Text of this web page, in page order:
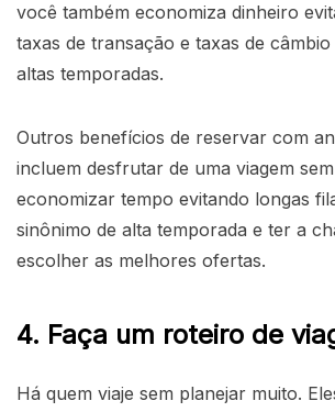
você também economiza dinheiro
taxas de transação e taxas de câmbio
altas temporadas.
Outros benefícios de reservar com
incluem desfrutar de uma viagem
economizar tempo evitando longas
sinônimo de alta temporada e ter a
escolher as melhores ofertas.
4. Faça um roteiro de
Há quem viaje sem planejar muito.